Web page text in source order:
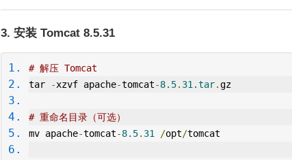
3. 安装 Tomcat 8.5.31
# 解压 Tomcat
tar
-xzvf apache-tomcat-8.5. 31.tar.gz
# 重命名目录（可选）
mv apache-tomcat-8.5. 31 /opt/tomcat